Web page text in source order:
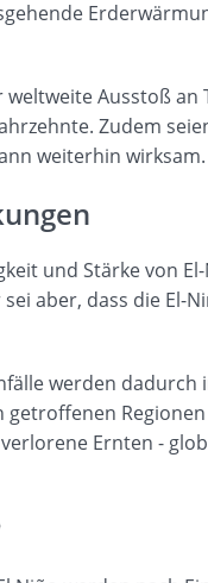
Ausstoß an
Zudem
weiterhin wirksam.
und Stärke von
aber, dass die El-
werden
Ernten -